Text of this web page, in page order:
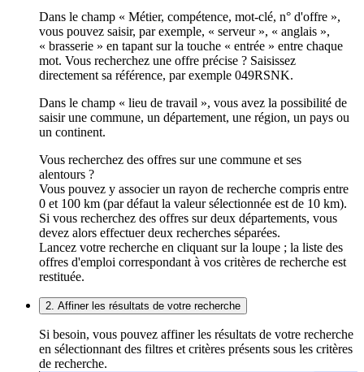
Dans le champ « Métier, compétence, mot-clé, n° d'offre »,
vous pouvez saisir, par exemple, « serveur », « anglais »,
« brasserie » en tapant sur la touche « entrée » entre chaque
mot. Vous recherchez une offre précise ? Saisissez
directement sa référence, par exemple 049RSNK.
Dans le champ « lieu de travail », vous avez la possibilité de
saisir une commune, un département, une région, un pays ou
un continent.
Vous recherchez des offres sur une commune et ses
alentours ?
Vous pouvez y associer un rayon de recherche compris entre
0 et 100 km (par défaut la valeur sélectionnée est de 10 km).
Si vous recherchez des offres sur deux départements, vous
devez alors effectuer deux recherches séparées.
Lancez votre recherche en cliquant sur la loupe ; la liste des
offres d'emploi correspondant à vos critères de recherche est
restituée.
2. Affiner les résultats de votre recherche
Si besoin, vous pouvez affiner les résultats de votre recherche
en sélectionnant des filtres et critères présents sous les critères
de recherche.